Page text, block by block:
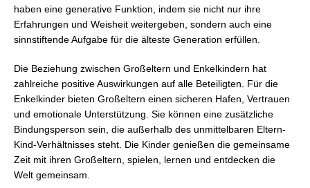
haben eine generative Funktion, indem sie nicht nur ihre
Erfahrungen und Weisheit weitergeben, sondern auch eine
sinnstiftende Aufgabe für die älteste Generation erfüllen.
Die Beziehung zwischen Großeltern und Enkelkindern hat
zahlreiche positive Auswirkungen auf alle Beteiligten. Für die
Enkelkinder bieten Großeltern einen sicheren Hafen, Vertrauen
und emotionale Unterstützung. Sie können eine zusätzliche
Bindungsperson sein, die außerhalb des unmittelbaren Eltern-
Kind-Verhältnisses steht. Die Kinder genießen die gemeinsame
Zeit mit ihren Großeltern, spielen, lernen und entdecken die
Welt gemeinsam.